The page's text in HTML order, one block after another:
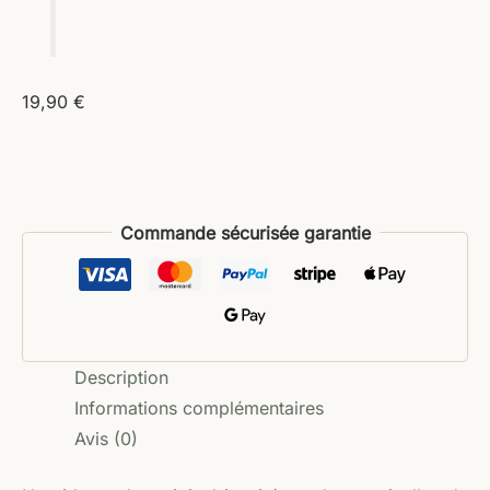
19,90 €
Commande sécurisée garantie
Description
Informations complémentaires
Avis (0)